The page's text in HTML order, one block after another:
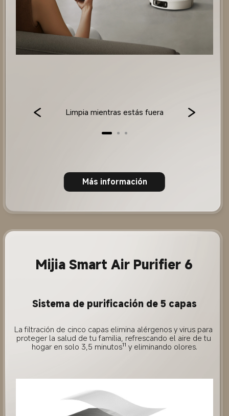
Limpia mientras estás fuera
Más información
Mijia Smart Air Purifier 6
Sistema de purificación de 5 capas
La filtración de cinco capas elimina alérgenos y virus para
proteger la salud de tu familia, refrescando el aire de tu
hogar en solo 3,5 minutos¹¹ y eliminando olores.